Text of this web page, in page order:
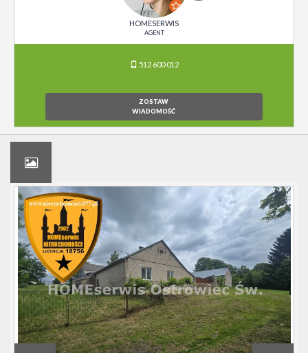
HOMESERWIS
AGENT
512 600 012
ZOSTAW
WIADOMOŚĆ